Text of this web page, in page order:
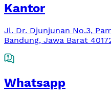
Kantor
Jl. Dr. Djunjunan No.3,
Bandung, Jawa Barat
Whatsapp